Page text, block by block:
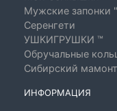
Мужские запонки
Серенгети
УШКИГРУШКИ ™
Обручальные
Сибирский мамонт
ИНФОРМАЦИЯ